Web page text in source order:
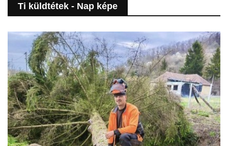
Ti küldtétek - Nap képe